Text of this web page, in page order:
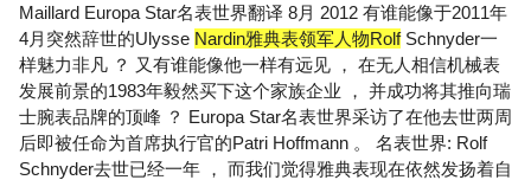
Maillard Europa Star名表世界翻译 8月 2012 有谁能像于2011年
4月突然辞世的Ulysse Nardin雅典表领军人物RolfSchnyder一
样魅力非凡 ？ 又有谁能像他一样有远见 ， 在无人相信机械表
发展前景的1983年毅然买下这个家族企业 ， 并成功将其推向瑞
士腕表品牌的顶峰 ？ Europa Star名表世界采访了在他去世两周
后即被任命为首席执行官的Patri Hoffmann 。 名表世界: Rolf
Schnyder去世已经一年 ， 而我们觉得雅典表现在依然发扬着自